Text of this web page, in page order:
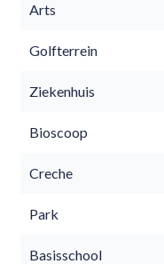
Arts
Golfterrein
Ziekenhuis
Bioscoop
Creche
Park
Basisschool